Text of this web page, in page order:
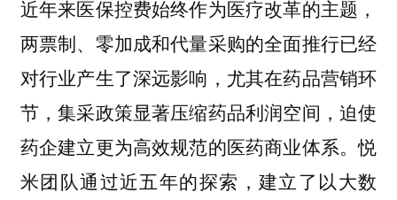
近年来医保控费始终作为医疗改革的主题，
两票制、零加成和代量采购的全面推行已经
对行业产生了深远影响，尤其在药品营销环
节，集采政策显著压缩药品利润空间，迫使
药企建立更为高效规范的医药商业体系。悦
米团队通过近五年的探索，建立了以大数